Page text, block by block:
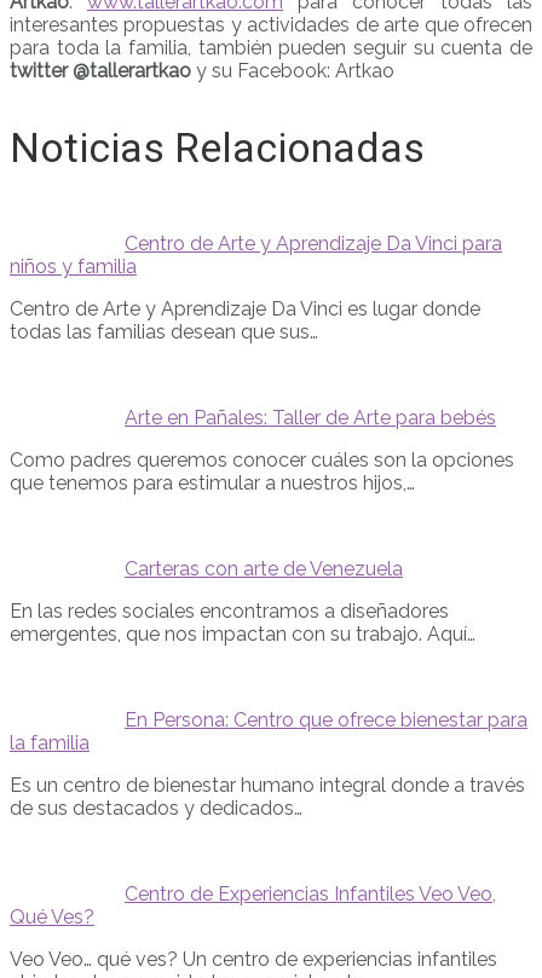
interesantes propuestas y actividades de arte que ofrecen
para toda la familia, también pueden seguir su cuenta de
twitter @tallerartkao y su Facebook: Artkao
Noticias Relacionadas
Centro de Arte y Aprendizaje Da Vinci para
niños y familia
Centro de Arte y Aprendizaje Da Vinci es lugar donde
todas las familias desean que sus…
Arte en Pañales: Taller de Arte para bebés
Como padres queremos conocer cuáles son la opciones
que tenemos para estimular a nuestros hijos,…
Carteras con arte de Venezuela
En las redes sociales encontramos a diseñadores
emergentes, que nos impactan con su trabajo. Aquí…
En Persona: Centro que ofrece bienestar para
la familia
Es un centro de bienestar humano integral donde a través
de sus destacados y dedicados…
Centro de Experiencias Infantiles Veo Veo,
Qué Ves?
Veo Veo… qué ves? Un centro de experiencias infantiles